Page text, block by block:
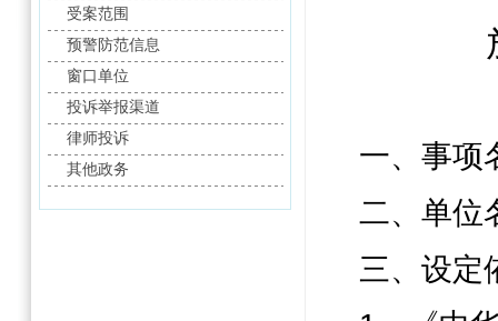
受案范围
预警防范信息
窗口单位
投诉举报渠道
律师投诉
其他政务
一、事项
二、单位
三、设定